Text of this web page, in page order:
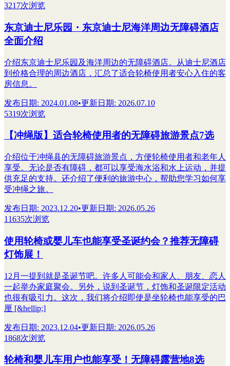
3217次浏览
东京迪士尼乐园・东京迪士尼海洋周边无障碍酒店
全面介绍
介绍东京迪士尼乐园及海洋周边的无障碍酒店。从迪士尼酒店
到价格合理的周边酒店，汇总了适合轮椅使用者安心入住的客
房信息。
发布日期: 2024.01.08•更新日期: 2026.07.10
5319次浏览
【冲绳版】适合轮椅使用者的无障碍旅游景点7选
介绍位于冲绳县的无障碍旅游景点，方便轮椅使用者和老年人
享受。无论是否有障碍，都可以享受海水浴和水上运动，并提
供充足的支持。还介绍了便利的旅游中心，帮助您学习如何享
受冲绳之旅。
发布日期: 2023.12.20•更新日期: 2026.05.26
11635次浏览
使用轮椅或婴儿车也能享受圣诞约会？推荐无障碍
灯饰展！
12月一提到就是圣诞节吧。许多人可能会和家人、朋友、恋人
一起举办家庭聚会。另外，说到圣诞节，灯饰和圣诞限定活动
也很有吸引力。这次，我们将介绍即使是坐轮椅也能享受的巴
厘 [&hellip;]
发布日期: 2023.12.04•更新日期: 2026.05.26
1868次浏览
轮椅和婴儿车用户也能享受！无障碍露营地8选